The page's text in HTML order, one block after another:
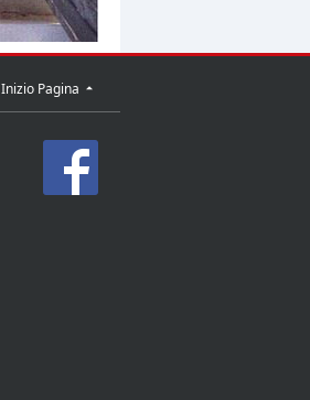
Inizio Pagina